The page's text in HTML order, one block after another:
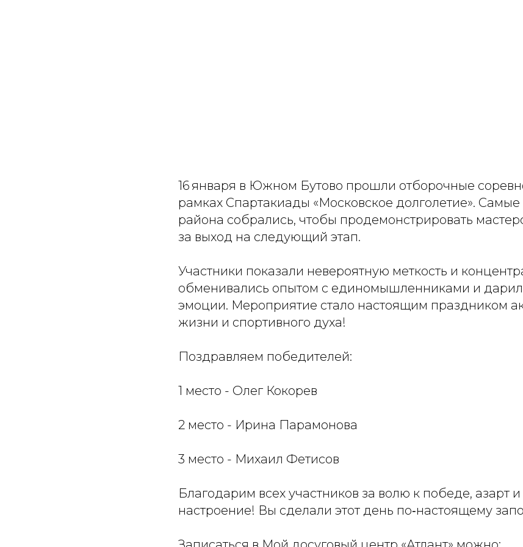
16 января в Южном Бутово прошли отборочные
рамках Спартакиады «Московское долголетие». Самые
района собрались, чтобы продемонстрировать
за выход на следующий этап.
Участники показали невероятную меткость и
обменивались опытом с единомышленниками и
эмоции. Мероприятие стало настоящим праздником
жизни и спортивного духа!
Поздравляем победителей:
1 место - Олег Кокорев
2 место - Ирина Парамонова
3 место - Михаил Фетисов
Благодарим всех участников за волю к победе, азарт
настроение! Вы сделали этот день по‑настоящему